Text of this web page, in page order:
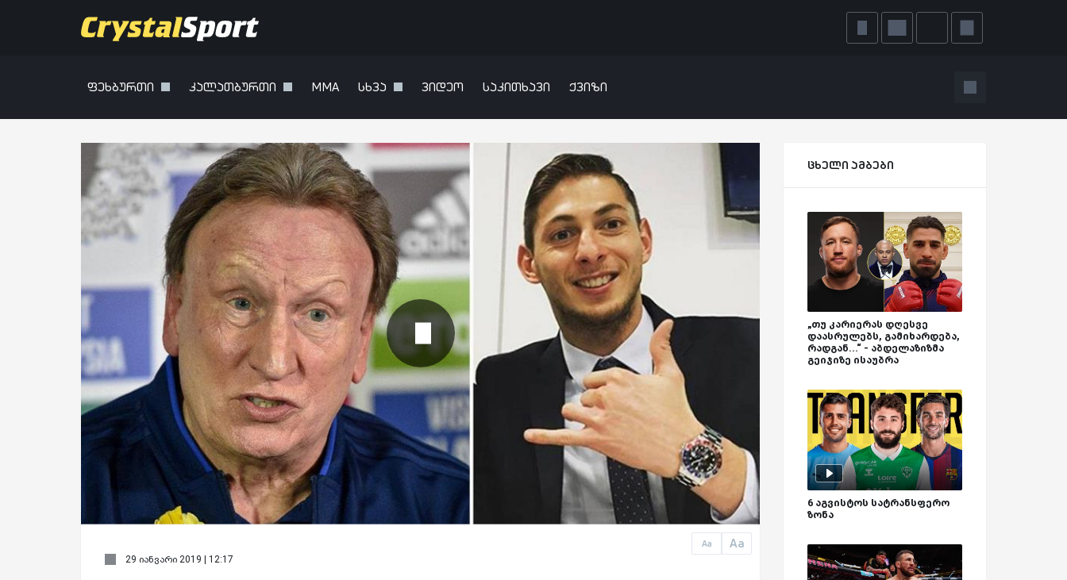
ფეხბურთი კალათბურთი MMA სხვა ვიდეო საკითხავი ქვიზი
Aa Aa
29 იანვარი 2019 | 12:17
ცხელი ამბები
„თუ კარიერას დღესვე
დაასრულებს, გამიხარდება,
რადგან...“ - აბდელაზიზმა
გეიჯიზე ისაუბრა
6 აგვისტოს სატრანსფერო
ზონა